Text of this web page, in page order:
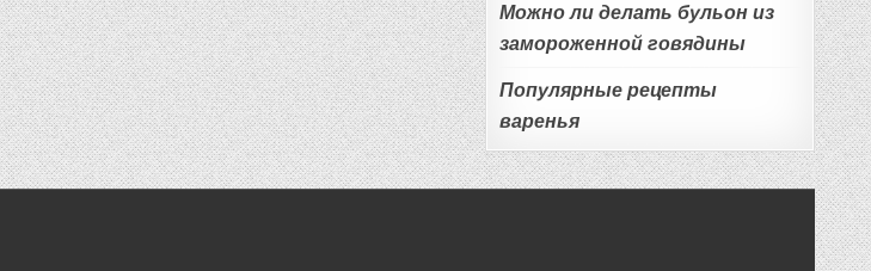
Можно ли делать бульон из
замороженной говядины
Популярные рецепты
варенья